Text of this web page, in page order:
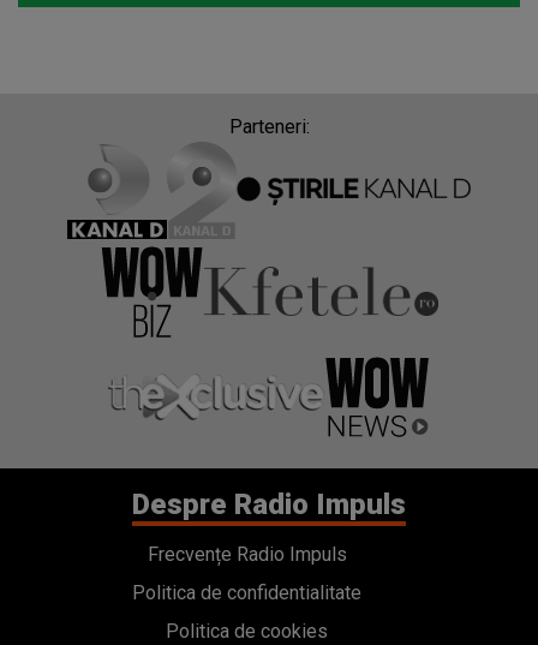
Parteneri:
Despre Radio Impuls
Frecvențe Radio Impuls
Politica de confidentialitate
Politica de cookies